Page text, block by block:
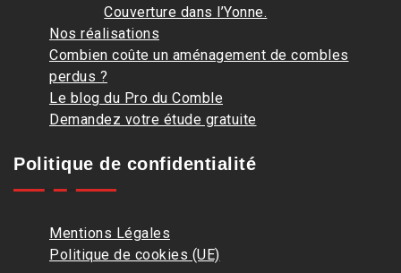
Couverture dans l’Yonne.
Nos réalisations
Combien coûte un aménagement de combles
perdus ?
Le blog du Pro du Comble
Demandez votre étude gratuite
Politique de confidentialité
Mentions Légales
Politique de cookies (UE)